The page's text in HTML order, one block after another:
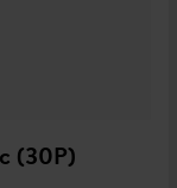
(30P)